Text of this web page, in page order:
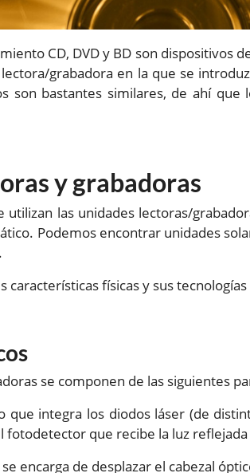
CD, DVD y BD son dispositivos
grabadora en la que se
son bastantes similares, de ahí
y grabadoras
utilizan las unidades lectoras/
Podemos encontrar unidades
características físicas y sus
se componen de las siguientes
que integra los diodos láser (de
fotodetector que recibe la luz reflejada
se encarga de desplazar el cabezal